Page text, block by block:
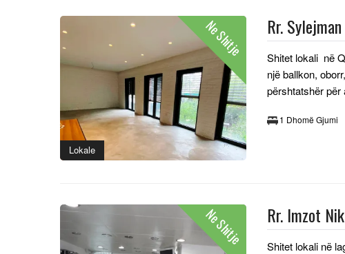
Lokale
Ne Shitje Rr.
Shitet lokali në
një ballkon,
përshtatshër për
1 Dhomë Gjumi
Ne Shitje Rr. Imzot
Shitet lokali në